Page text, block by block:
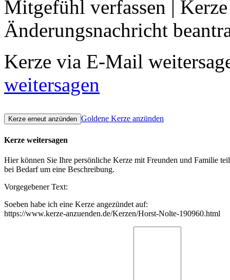
Mitgefühl verfassen |
Änderungsnachricht
Kerze via E-Mail
weitersagen
Goldene Kerze anzünden
Kerze weitersagen
Hier können Sie Ihre persönliche Kerze mit Freunden und Familie
bei Bedarf um eine Beschreibung.
Vorgegebener Text:
Soeben habe ich eine Kerze angezündet auf:
https://www.kerze-anzuenden.de/Kerzen/Horst-Nolte-190960.html